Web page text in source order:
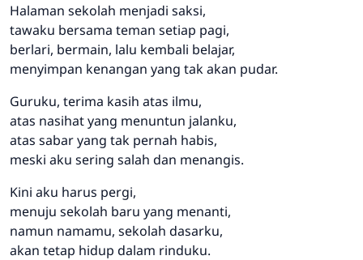
Halaman sekolah menjadi saksi,
tawaku bersama teman setiap pagi,
berlari, bermain, lalu kembali belajar,
menyimpan kenangan yang tak akan pudar.
Guruku, terima kasih atas ilmu,
atas nasihat yang menuntun jalanku,
atas sabar yang tak pernah habis,
meski aku sering salah dan menangis.
Kini aku harus pergi,
menuju sekolah baru yang menanti,
namun namamu, sekolah dasarku,
akan tetap hidup dalam rinduku.